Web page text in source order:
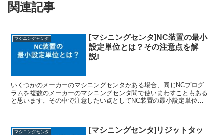
関連記事
マシニングセンタ
[マシニングセンタ]NC装置の最小
設定単位とは？その注意点を解
説!
いくつかのメーカーのマシニングセンタがある場合、同じNCプログ
ラムを複数のメーカーのマシニングセンタ間で使いまわすこともある
と思います。その中で注意したい点としてNC装置の最小設定単位と
マシニングセンタ
[マシニングセンタ]リジットタッ